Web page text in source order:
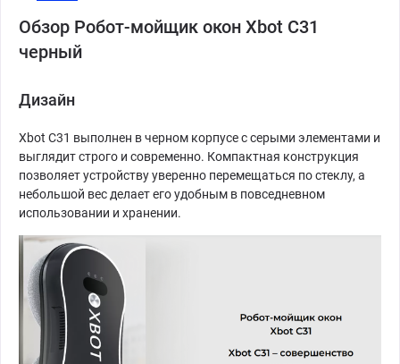
Обзор Робот-мойщик окон Xbot C31
черный
Дизайн
Xbot C31 выполнен в черном корпусе с серыми элементами и
выглядит строго и современно. Компактная конструкция
позволяет устройству уверенно перемещаться по стеклу, а
небольшой вес делает его удобным в повседневном
использовании и хранении.